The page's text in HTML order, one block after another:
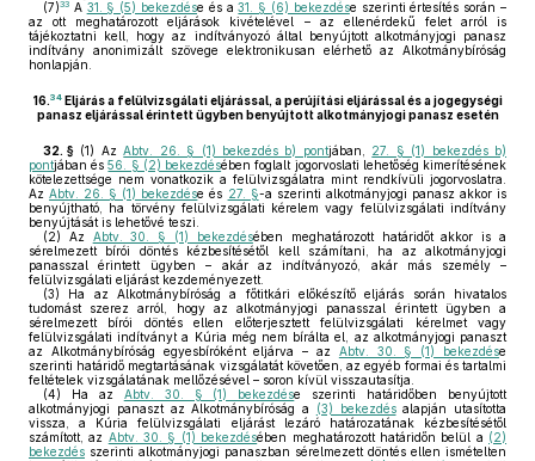
(7)33 A 31. § (5) bekezdése és a31. § (6) bekezdése szerinti értesítés során –
az ott meghatározott eljárások kivételével – az ellenérdekű felet arról is
tájékoztatni kell, hogy az indítványozó által benyújtott alkotmányjogi panasz
indítvány anonimizált szövege elektronikusan elérhető az Alkotmánybíróság
honlapján.
16.34Eljárás a felülvizsgálati eljárással, a perújítási eljárással és a jogegységi
panasz eljárással érintett ügyben benyújtott alkotmányjogi panasz esetén
32. § (1) AzAbtv. 26. § (1) bekezdés b) pontjában, 27. § (1) bekezdés b)
pontjában és56. § (2) bekezdésében foglalt jogorvoslati lehetőség kimerítésének
kötelezettsége nem vonatkozik a felülvizsgálatra mint rendkívüli jogorvoslatra.
AzAbtv. 26. § (1) bekezdése és 27. §-a szerinti alkotmányjogi panasz akkor is
benyújtható, ha törvény felülvizsgálati kérelem vagy felülvizsgálati indítvány
benyújtását is lehetővé teszi.
(2) Az Abtv. 30. § (1) bekezdésében meghatározott határidőt akkor is a
sérelmezett bírói döntés kézbesítésétől kell számítani, ha az alkotmányjogi
panasszal érintett ügyben – akár az indítványozó, akár más személy –
felülvizsgálati eljárást kezdeményezett.
(3) Ha az Alkotmánybíróság a főtitkári előkészítő eljárás során hivatalos
tudomást szerez arról, hogy az alkotmányjogi panasszal érintett ügyben a
sérelmezett bírói döntés ellen előterjesztett felülvizsgálati kérelmet vagy
felülvizsgálati indítványt a Kúria még nem bírálta el, az alkotmányjogi panaszt
az Alkotmánybíróság egyesbíróként eljárva – az Abtv. 30. § (1) bekezdése
szerinti határidő megtartásának vizsgálatát követően, az egyéb formai és tartalmi
feltételek vizsgálatának mellőzésével – soron kívül visszautasítja.
(4) Ha az Abtv. 30. § (1) bekezdése szerinti határidőben benyújtott
alkotmányjogi panaszt az Alkotmánybíróság a
(3) bekezdésalapján utasította
vissza, a Kúria felülvizsgálati eljárást lezáró határozatának kézbesítésétől
számított, az Abtv. 30. § (1) bekezdésében meghatározott határidőn belül a (2)
bekezdés szerinti alkotmányjogi panaszban sérelmezett döntés ellen ismételten